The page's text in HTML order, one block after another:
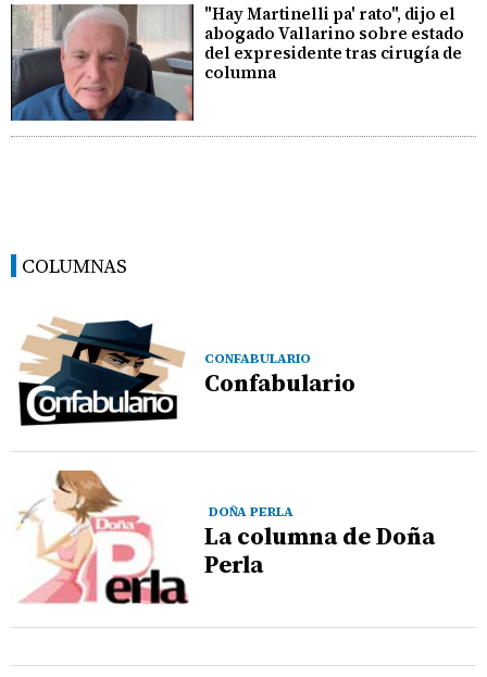
"Hay Martinelli pa' rato", dijo el
abogado Vallarino sobre estado
del expresidente tras cirugía de
columna
COLUMNAS
CONFABULARIO
Confabulario
DOÑA PERLA
La columna de Doña
Perla